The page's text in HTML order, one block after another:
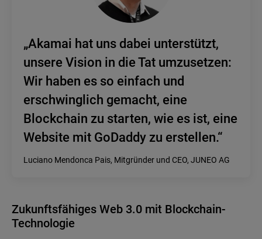
„Akamai hat uns dabei unterstützt,
unsere Vision in die Tat umzusetzen:
Wir haben es so einfach und
erschwinglich gemacht, eine
Blockchain zu starten, wie es ist, eine
Website mit GoDaddy zu erstellen.“
Luciano Mendonca Pais, Mitgründer und CEO, JUNEO AG
Zukunftsfähiges Web 3.0 mit Blockchain-
Technologie